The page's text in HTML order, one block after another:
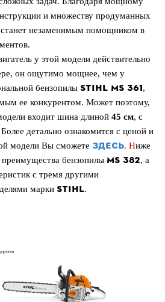
и множеству продуманных
станет незаменимым помощником в
у этой модели действительно
он ощутимо мощнее, чем у
бензопилы STIHL MS 361,
ее конкурентом. Может поэтому,
входит шина длиной 45 см, с
Более детально ознакомится с ценой и
модели Вы сможете ЗДЕСЬ. Ниже
бензопилы MS 382, а
с тремя другими
марки STIHL.